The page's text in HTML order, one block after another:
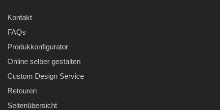
Kontakt
FAQs
Produkkonfigurator
Online selber gestalten
Custom Design Service
Retouren
Seitenübersicht